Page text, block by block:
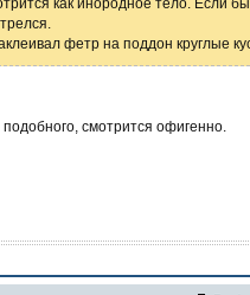
фетр на поддон круглые
подобного, смотрится офигенно.